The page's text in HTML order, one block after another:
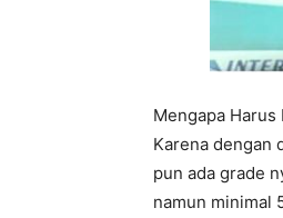
Mengapa Harus
Karena dengan
pun ada grade
namun minimal